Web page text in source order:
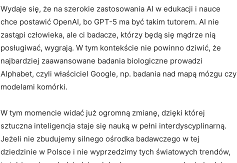
Wydaje się, że na szerokie zastosowania AI w edukacji i nauce
chce postawić OpenAI, bo GPT-5 ma być takim tutorem. AI nie
zastąpi człowieka, ale ci badacze, którzy będą się mądrze nią
posługiwać, wygrają. W tym kontekście nie powinno dziwić, że
najbardziej zaawansowane badania biologiczne prowadzi
Alphabet, czyli właściciel Google, np. badania nad mapą mózgu czy
modelami komórki.
W tym momencie widać już ogromną zmianę, dzięki której
sztuczna inteligencja staje się nauką w pełni interdyscyplinarną.
Jeżeli nie zbudujemy silnego ośrodka badawczego w tej
dziedzinie w Polsce i nie wyprzedzimy tych światowych trendów,